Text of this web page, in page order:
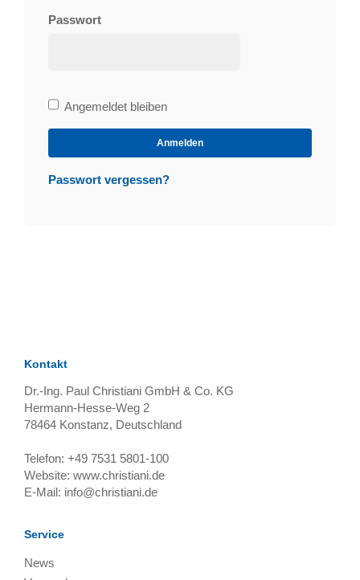
Passwort
Bleibe
angemeldet
Angemeldet bleiben
Anmelden
Passwort vergessen?
Kontakt
Dr.-Ing. Paul Christiani GmbH & Co. KG
Hermann-Hesse-Weg 2
78464 Konstanz, Deutschland
Telefon: +49 7531 5801-100
Website: www.christiani.de
E-Mail: info@christiani.de
Service
News